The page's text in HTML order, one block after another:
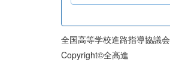
全国高等学校進路指導協議会
Copyright©全高進